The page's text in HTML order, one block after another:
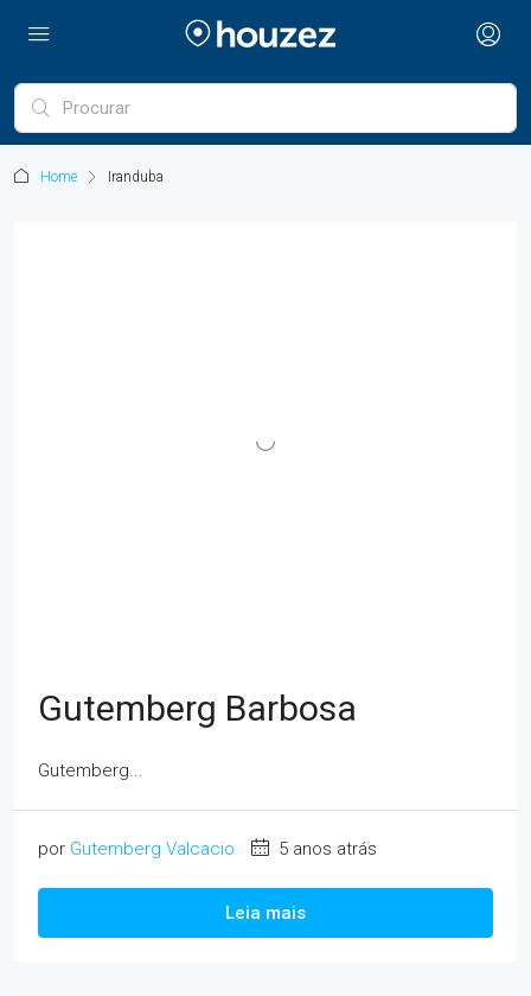
Home Iranduba
Gutemberg Barbosa
Gutemberg...
por Gutemberg Valcacio 5 anos atrás
Leia mais